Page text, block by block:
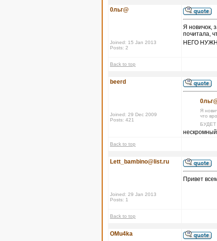
0льг@
Joined: 15 Jan 2013
Posts: 2
Я новичок,
почитала,
НЕГО
Back to top
beerd
Joined: 29 Dec 2009
Posts: 421
Я
что
Back to top
Lett_bambino@list.ru
Joined: 29 Jan 2013
Posts: 1
Привет
Back to top
OMu4ka